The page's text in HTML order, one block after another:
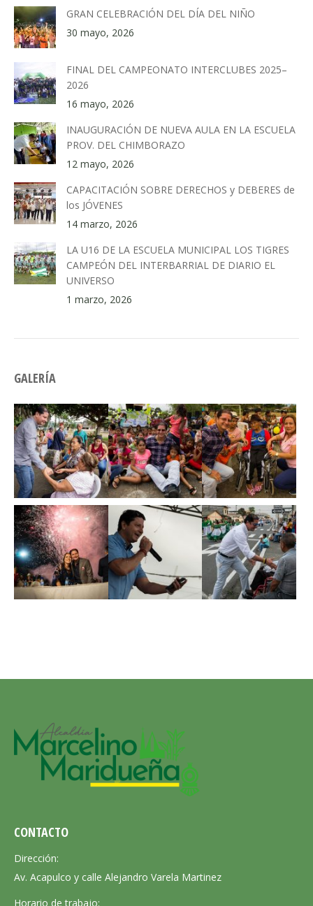
GRAN CELEBRACIÓN DEL DÍA DEL NIÑO
30 mayo, 2026
FINAL DEL CAMPEONATO INTERCLUBES 2025–
2026
16 mayo, 2026
INAUGURACIÓN DE NUEVA AULA EN LA ESCUELA
PROV. DEL CHIMBORAZO
12 mayo, 2026
CAPACITACIÓN SOBRE DERECHOS y DEBERES de
los JÓVENES
14 marzo, 2026
LA U16 DE LA ESCUELA MUNICIPAL LOS TIGRES
CAMPEÓN DEL INTERBARRIAL DE DIARIO EL
UNIVERSO
1 marzo, 2026
GALERÍA
CONTACTO
Dirección:
Av. Acapulco y calle Alejandro Varela Martinez
Horario de trabajo: